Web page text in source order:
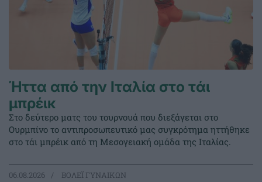
Ήττα από την Ιταλία στο τάι
μπρέικ
Στο δεύτερο ματς του τουρνουά που διεξάγεται στο
Ουρμπίνο το αντιπροσωπευτικό μας συγκρότημα ηττήθηκε
στο τάι μπρέικ από τη Μεσογειακή ομάδα της Ιταλίας.
06.08.2026 ΒΟΛΕΪ ΓΥΝΑΙΚΩΝ